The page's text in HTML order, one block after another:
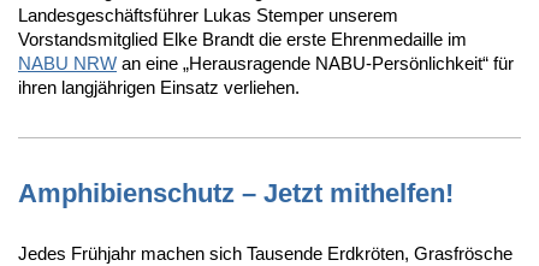
Landesgeschäftsführer Lukas Stemper unserem
Vorstandsmitglied Elke Brandt die erste Ehrenmedaille im
NABU NRW an eine „Herausragende NABU-Persönlichkeit“ für
ihren langjährigen Einsatz verliehen.
Amphibienschutz – Jetzt mithelfen!
Jedes Frühjahr machen sich Tausende Erdkröten, Grasfrösche